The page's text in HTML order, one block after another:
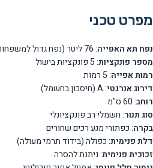
מפרט טכני
נפח תא האפייה: 76 ליטר (נפח גדול למשפחות)
מספר פונקציות: 5 פונקציות בישול
רמות אפייה: 5 רמות
דירוג אנרגטי: A (חיסכון בחשמל)
רוחב: 60 ס"מ
סוג תנור: חשמלי רב פונקציונלי
בקרה: כפתורי מגע רכים שחורים
דלת פנימית: כפולה (בידוד תרמי מעולה)
זכוכית פנימית: ניתנת להסרה